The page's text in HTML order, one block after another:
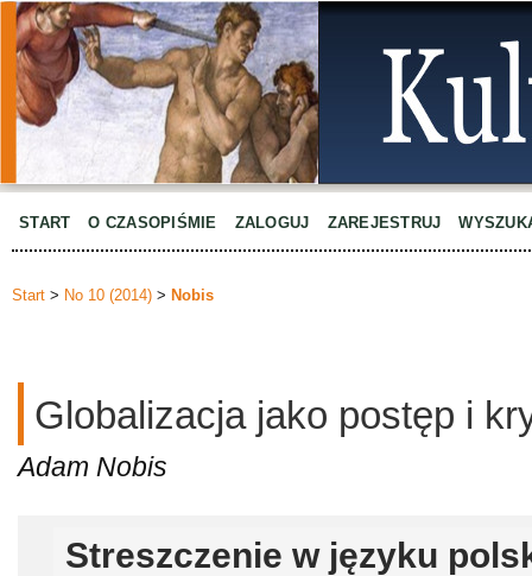
START O CZASOPIŚMIE ZALOGUJ ZAREJESTRUJ
Start > No 10 (2014) > Nobis
Globalizacja jako postęp i
Adam Nobis
Streszczenie w języku